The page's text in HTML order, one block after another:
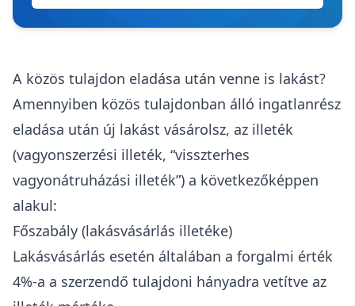
A közös tulajdon eladása után venne is lakást?
Amennyiben közös tulajdonban álló ingatlanrész
eladása után új lakást vásárolsz, az illeték
(vagyonszerzési illeték, “visszterhes
vagyonátruházási illeték”) a következőképpen
alakul:
Főszabály (lakásvásárlás illetéke)
Lakásvásárlás esetén általában a forgalmi érték
4%-a a szerzendő tulajdoni hányadra vetítve az